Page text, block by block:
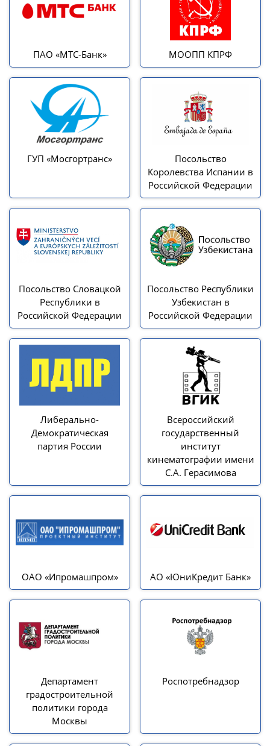
ПАО «МТС-Банк» МООПП КПРФ
ГУП «Мосгортранс»
Посольство
Королевства Испании в
Российской Федерации
Посольство Словацкой
Республики в
Российской Федерации
Посольство Республики
Узбекистан в
Российской Федерации
Либерально-
Демократическая
партия России
Всероссийский
государственный
институт
кинематографии имени
С.А. Герасимова
ОАО «Ипромашпром» АО «ЮниКредит Банк»
Департамент
градостроительной
политики города
Москвы
Роспотребнадзор